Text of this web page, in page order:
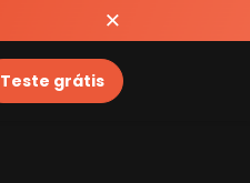
Teste grátis